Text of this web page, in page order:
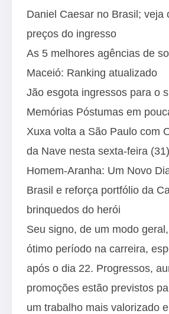
Daniel Caesar no Brasil; veja
preços do ingresso
As 5 melhores agências de
Maceió: Ranking atualizado
Jão esgota ingressos para o
Memórias Póstumas em
Xuxa volta a São Paulo com
da Nave nesta sexta-feira (31)
Homem-Aranha: Um Novo
Brasil e reforça portfólio da
brinquedos do herói
Seu signo, de um modo
ótimo período na carreira,
após o dia 22. Progressos,
promoções estão previstos
um trabalho mais valorizado